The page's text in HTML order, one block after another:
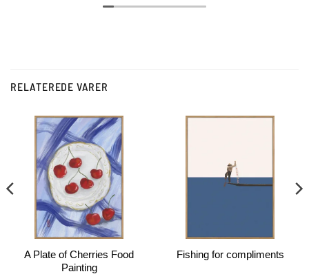
RELATEREDE VARER
A Plate of Cherries Food
Painting
Fishing for compliments